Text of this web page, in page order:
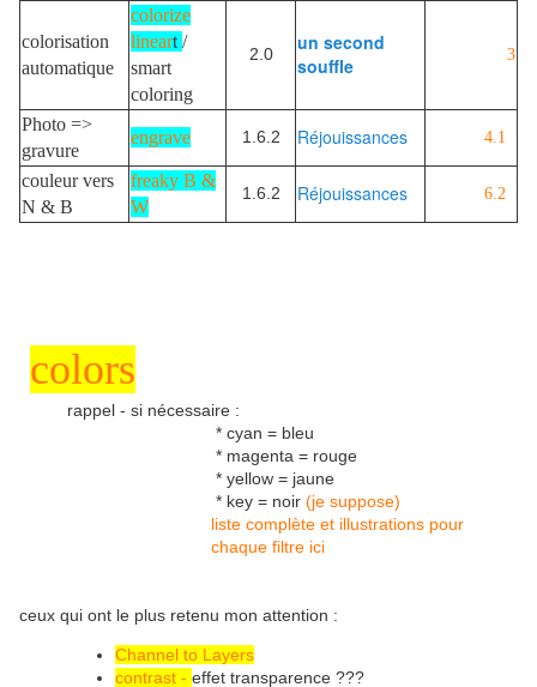
colorisation
automatique
colorize
lineart /
smart
coloring
2.0
un second
souffle
3
Photo =>
gravure
engrave 1.6.2 Réjouissances 4.1
couleur vers
N & B
freaky B &
W
1.6.2 Réjouissances 6.2
colors
rappel - si nécessaire :
* cyan = bleu
* magenta = rouge
* yellow = jaune
* key = noir (je suppose)
liste complète et illustrations pour
chaque filtre ici
ceux qui ont le plus retenu mon attention :
Channel to Layers
contrast - effet transparence ???